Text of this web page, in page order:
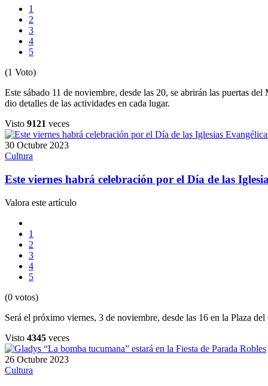
1
2
3
4
5
(1 Voto)
Este sábado 11 de noviembre, desde las 20, se abrirán las puertas
dio detalles de las actividades en cada lugar.
Visto 9121 veces
30 Octubre 2023
Cultura
Este viernes habrá celebración por el Día de las
Valora este artículo
1
2
3
4
5
(0 votos)
Será el próximo viernes, 3 de noviembre, desde las 16 en la Plaza
Visto 4345 veces
26 Octubre 2023
Cultura